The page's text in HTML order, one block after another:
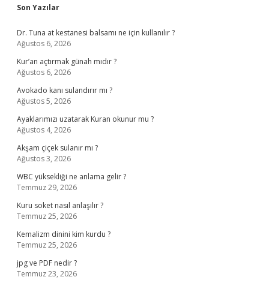
Sidebar
Son Yazılar
Dr. Tuna at kestanesi balsamı ne için kullanılır ?
Ağustos 6, 2026
Kur’an açtırmak günah mıdır ?
Ağustos 6, 2026
Avokado kanı sulandırır mı ?
Ağustos 5, 2026
Ayaklarımızı uzatarak Kuran okunur mu ?
Ağustos 4, 2026
Akşam çiçek sulanır mı ?
Ağustos 3, 2026
WBC yüksekliği ne anlama gelir ?
Temmuz 29, 2026
Kuru soket nasıl anlaşılır ?
Temmuz 25, 2026
Kemalizm dinini kim kurdu ?
Temmuz 25, 2026
jpg ve PDF nedir ?
Temmuz 23, 2026